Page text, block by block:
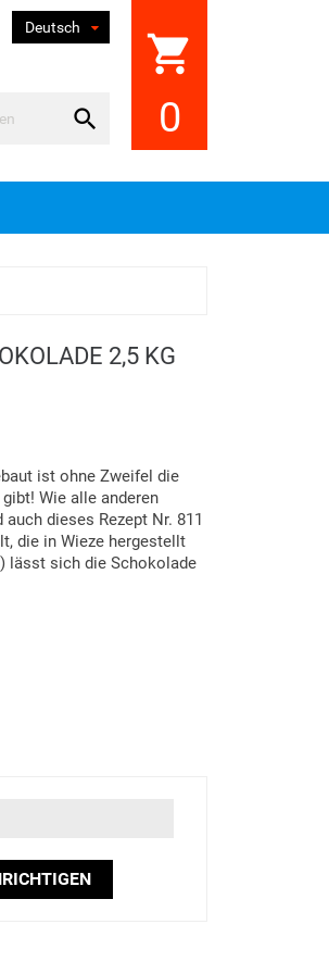
shopping_cart
0
Deutsch

2,5 KG
ist ohne Zweifel die
Wie alle anderen
dieses Rezept Nr. 811
die in Wieze hergestellt
lässt sich die Schokolade